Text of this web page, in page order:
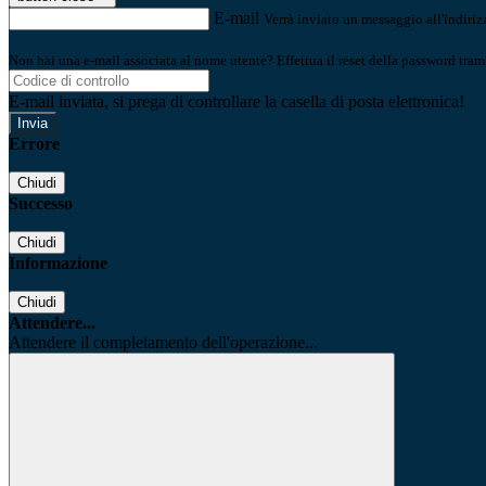
E-mail Verrà inviato un messaggio
Non hai una e-mail associata al nome utente? Effettua il reset della password
E-mail inviata, si prega di controllare la casella di posta elettronica!
Errore
Chiudi
Successo
Chiudi
Informazione
Chiudi
Attendere...
Attendere il completamento dell'operazione...